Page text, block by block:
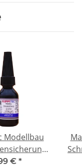
Modellbau
mittelfest
€ *